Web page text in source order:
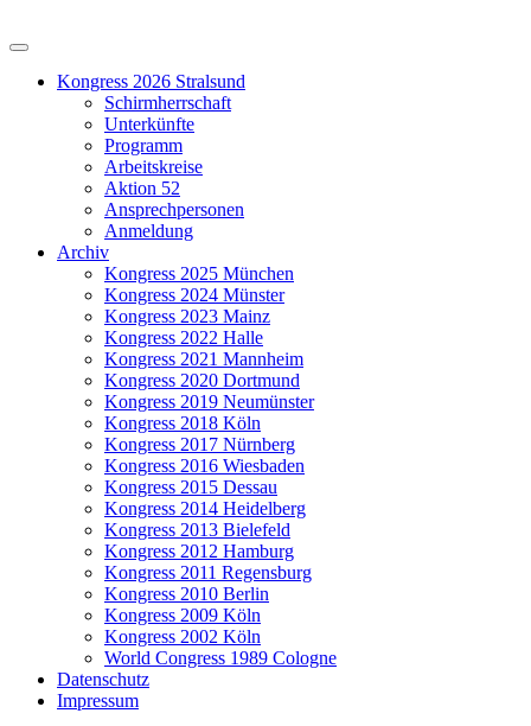
Kongress 2026 Stralsund
Schirmherrschaft
Unterkünfte
Programm
Arbeitskreise
Aktion 52
Ansprechpersonen
Anmeldung
Archiv
Kongress 2025 München
Kongress 2024 Münster
Kongress 2023 Mainz
Kongress 2022 Halle
Kongress 2021 Mannheim
Kongress 2020 Dortmund
Kongress 2019 Neumünster
Kongress 2018 Köln
Kongress 2017 Nürnberg
Kongress 2016 Wiesbaden
Kongress 2015 Dessau
Kongress 2014 Heidelberg
Kongress 2013 Bielefeld
Kongress 2012 Hamburg
Kongress 2011 Regensburg
Kongress 2010 Berlin
Kongress 2009 Köln
Kongress 2002 Köln
World Congress 1989 Cologne
Datenschutz
Impressum